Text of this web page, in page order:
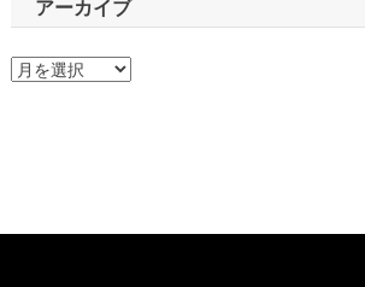
アーカイブ
ア